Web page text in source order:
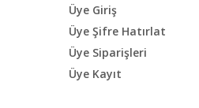
Üye Giriş
Üye Şifre Hatırlat
Üye Siparişleri
Üye Kayıt